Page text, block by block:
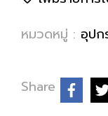
หมวดหมู่ : อุปก
Share